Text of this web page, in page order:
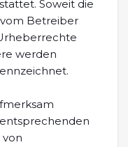
Soweit die
Betreiber
werden